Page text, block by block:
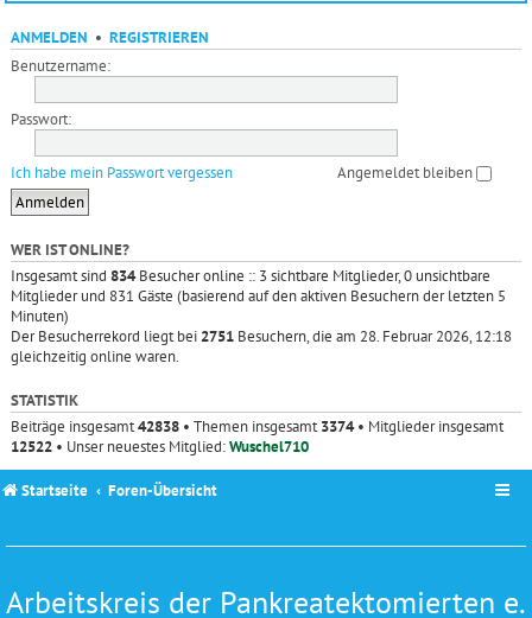
ANMELDEN • REGISTRIEREN
Benutzername:
Passwort:
Ich habe mein Passwort vergessen Angemeldet bleiben
WER IST ONLINE?
Insgesamt sind 834Besucher online :: 3 sichtbare Mitglieder, 0 unsichtbare
Mitglieder und 831 Gäste (basierend auf den aktiven Besuchern der letzten 5
Minuten)
Der Besucherrekord liegt bei 2751 Besuchern, die am 28. Februar 2026, 12:18
gleichzeitig online waren.
STATISTIK
Beiträge insgesamt42838 • Themen insgesamt3374• Mitglieder insgesamt
12522 • Unser neuestes Mitglied:Wuschel710
Startseite Foren-Übersicht
Arbeitskreis der Pankreatektomierten e.